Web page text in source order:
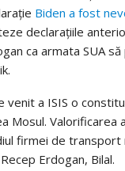
Biden a fost
declarațiile
ca armata SUA
venit a ISIS o
Mosul. Valorificarea
firmei de transport
Erdogan, Bilal.